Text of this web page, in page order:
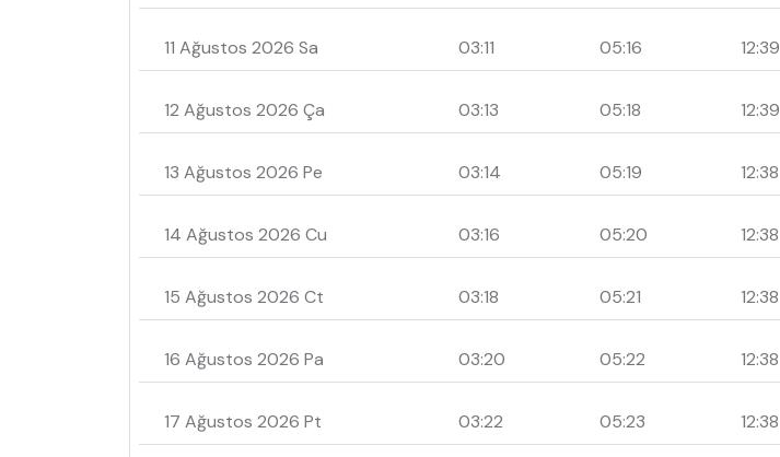
11 Ağustos 2026 Sa 03:11 05:16 12:39
12 Ağustos 2026 Ça 03:13 05:18 12:39
13 Ağustos 2026 Pe 03:14 05:19 12:38
14 Ağustos 2026 Cu 03:16 05:20 12:38
15 Ağustos 2026 Ct 03:18 05:21 12:38
16 Ağustos 2026 Pa 03:20 05:22 12:38
17 Ağustos 2026 Pt 03:22 05:23 12:38